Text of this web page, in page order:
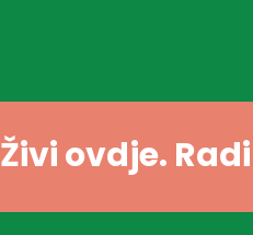
Živi ovdje.